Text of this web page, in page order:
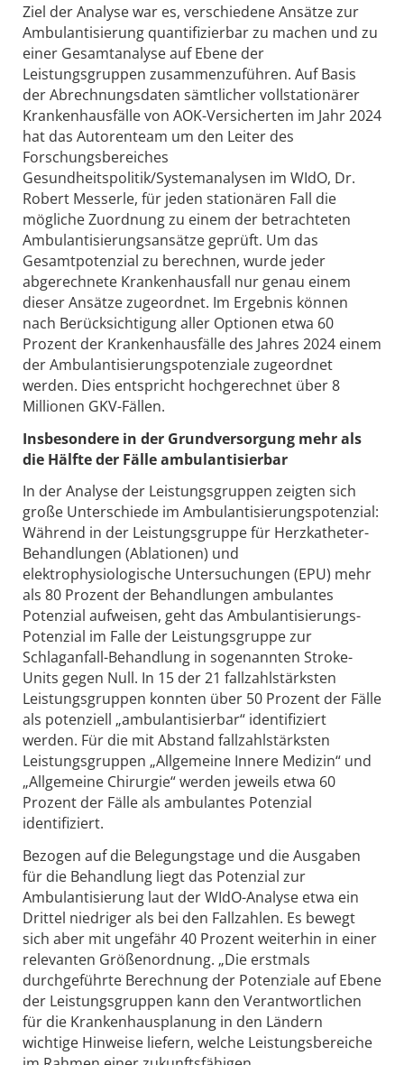
Ziel der Analyse war es, verschiedene Ansätze zur
Ambulantisierung quantifizierbar zu machen und zu
einer Gesamtanalyse auf Ebene der
Leistungsgruppen zusammenzuführen. Auf Basis
der Abrechnungsdaten sämtlicher vollstationärer
Krankenhausfälle von AOK-Versicherten im Jahr 2024
hat das Autorenteam um den Leiter des
Forschungsbereiches
Gesundheitspolitik/Systemanalysen im WIdO, Dr.
Robert Messerle, für jeden stationären Fall die
mögliche Zuordnung zu einem der betrachteten
Ambulantisierungsansätze geprüft. Um das
Gesamtpotenzial zu berechnen, wurde jeder
abgerechnete Krankenhausfall nur genau einem
dieser Ansätze zugeordnet. Im Ergebnis können
nach Berücksichtigung aller Optionen etwa 60
Prozent der Krankenhausfälle des Jahres 2024 einem
der Ambulantisierungspotenziale zugeordnet
werden. Dies entspricht hochgerechnet über 8
Millionen GKV-Fällen.
Insbesondere in der Grundversorgung mehr als
die Hälfte der Fälle ambulantisierbar
In der Analyse der Leistungsgruppen zeigten sich
große Unterschiede im Ambulantisierungspotenzial:
Während in der Leistungsgruppe für Herzkatheter-
Behandlungen (Ablationen) und
elektrophysiologische Untersuchungen (EPU) mehr
als 80 Prozent der Behandlungen ambulantes
Potenzial aufweisen, geht das Ambulantisierungs-
Potenzial im Falle der Leistungsgruppe zur
Schlaganfall-Behandlung in sogenannten Stroke-
Units gegen Null. In 15 der 21 fallzahlstärksten
Leistungsgruppen konnten über 50 Prozent der Fälle
als potenziell „ambulantisierbar“ identifiziert
werden. Für die mit Abstand fallzahlstärksten
Leistungsgruppen „Allgemeine Innere Medizin“ und
„Allgemeine Chirurgie“ werden jeweils etwa 60
Prozent der Fälle als ambulantes Potenzial
identifiziert.
Bezogen auf die Belegungstage und die Ausgaben
für die Behandlung liegt das Potenzial zur
Ambulantisierung laut der WIdO-Analyse etwa ein
Drittel niedriger als bei den Fallzahlen. Es bewegt
sich aber mit ungefähr 40 Prozent weiterhin in einer
relevanten Größenordnung. „Die erstmals
durchgeführte Berechnung der Potenziale auf Ebene
der Leistungsgruppen kann den Verantwortlichen
für die Krankenhausplanung in den Ländern
wichtige Hinweise liefern, welche Leistungsbereiche